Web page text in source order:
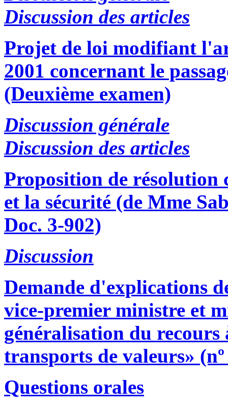
Discussion des articles
Projet de loi modifiant
2001 concernant le
(Deuxième examen)
Discussion générale
Discussion des articles
Proposition de résolution
et la sécurité (de Mme
Doc. 3-902)
Discussion
Demande d'explications
vice-premier ministre et
généralisation du
transports de valeurs»
Questions orales